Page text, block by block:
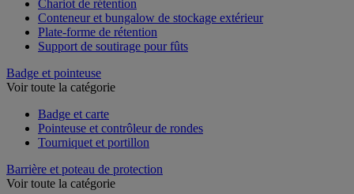
Chariot de rétention
Conteneur et bungalow de stockage extérieur
Plate-forme de rétention
Support de soutirage pour fûts
Badge et pointeuse
Voir toute la catégorie
Badge et carte
Pointeuse et contrôleur de rondes
Tourniquet et portillon
Barrière et poteau de protection
Voir toute la catégorie